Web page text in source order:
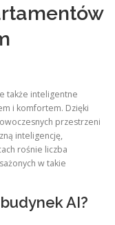
także inteligentne
i komfortem. Dzięki
przestrzeni
inteligencję,
rośnie liczba
w takie
AI?